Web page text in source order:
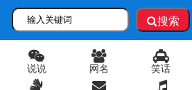
搜索
说说 网名 笑话